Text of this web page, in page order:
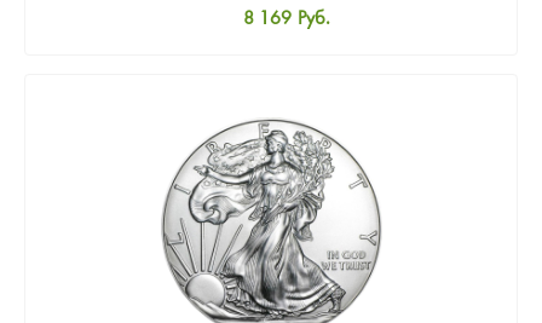
8 169 Руб.
Цена выкупа
Звоните